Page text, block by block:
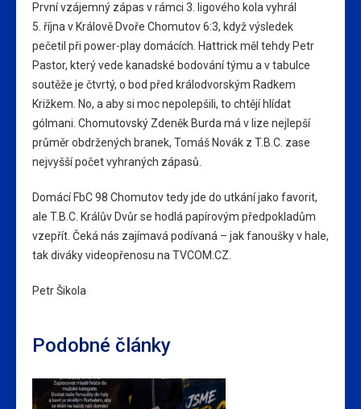
První vzájemný zápas v rámci 3. ligového kola vyhrál
5. října v Králově Dvoře Chomutov 6:3, když výsledek
pečetil při power-play domácích. Hattrick měl tehdy Petr
Pastor, který vede kanadské bodování týmu a v tabulce
soutěže je čtvrtý, o bod před králodvorským Radkem
Križkem. No, a aby si moc nepolepšili, to chtějí hlídat
gólmani. Chomutovský Zdeněk Burda má v lize nejlepší
průměr obdržených branek, Tomáš Novák z T.B.C. zase
nejvyšší počet vyhraných zápasů.
Domácí FbC 98 Chomutov tedy jde do utkání jako favorit,
ale T.B.C. Králův Dvůr se hodlá papírovým předpokladům
vzepřít. Čeká nás zajímavá podívaná – jak fanoušky v hale,
tak diváky videopřenosu na TVCOM.CZ.
Petr Šikola
Podobné články